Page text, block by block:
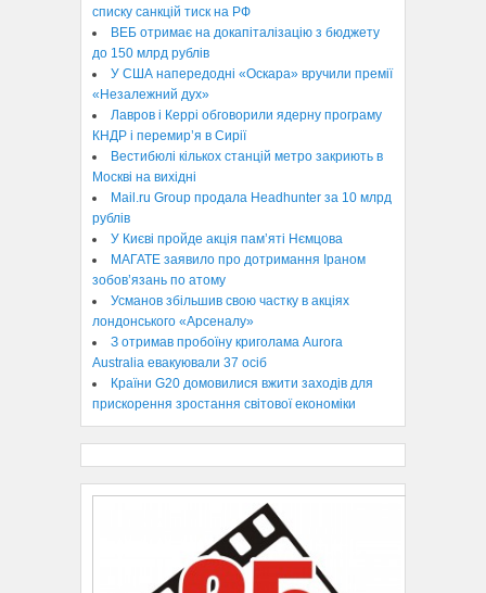
списку санкцій тиск на РФ
ВЕБ отримає на докапіталізацію з бюджету
до 150 млрд рублів
У США напередодні «Оскара» вручили премії
«Незалежний дух»
Лавров і Керрі обговорили ядерну програму
КНДР і перемир’я в Сирії
Вестибюлі кількох станцій метро закриють в
Москві на вихідні
Mail.ru Group продала Headhunter за 10 млрд
рублів
У Києві пройде акція пам’яті Нємцова
МАГАТЕ заявило про дотримання Іраном
зобов’язань по атому
Усманов збільшив свою частку в акціях
лондонського «Арсеналу»
З отримав пробоїну криголама Aurora
Australia евакуювали 37 осіб
Країни G20 домовилися вжити заходів для
прискорення зростання світової економіки